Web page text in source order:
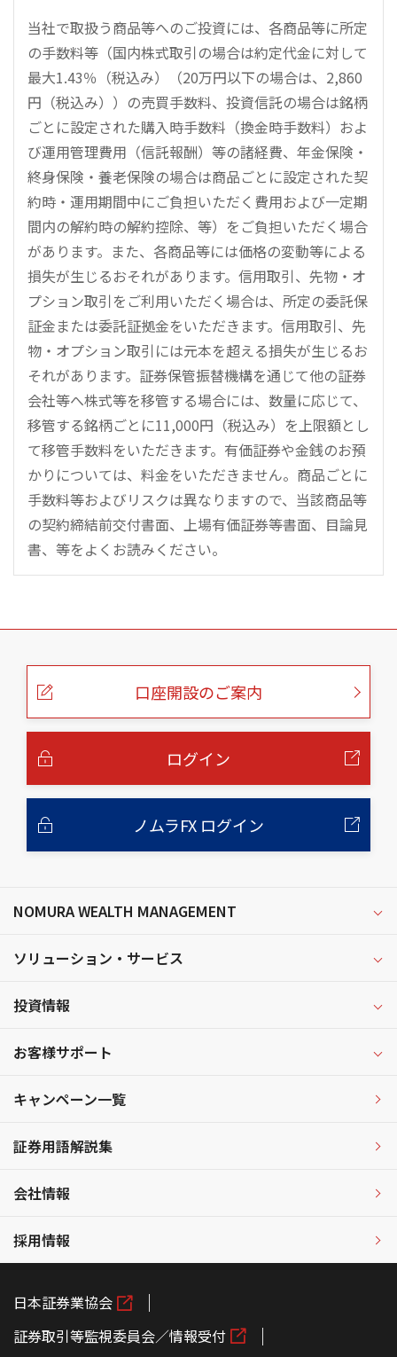
当社で取扱う商品等へのご投資には、各商品等に所定
の手数料等（国内株式取引の場合は約定代金に対して
最大1.43％（税込み）（20万円以下の場合は、2,860
円（税込み））の売買手数料、投資信託の場合は銘柄
ごとに設定された購入時手数料（換金時手数料）およ
び運用管理費用（信託報酬）等の諸経費、年金保険・
終身保険・養老保険の場合は商品ごとに設定された契
約時・運用期間中にご負担いただく費用および一定期
間内の解約時の解約控除、等）をご負担いただく場合
があります。また、各商品等には価格の変動等による
損失が生じるおそれがあります。信用取引、先物・オ
プション取引をご利用いただく場合は、所定の委託保
証金または委託証拠金をいただきます。信用取引、先
物・オプション取引には元本を超える損失が生じるお
それがあります。証券保管振替機構を通じて他の証券
会社等へ株式等を移管する場合には、数量に応じて、
移管する銘柄ごとに11,000円（税込み）を上限額とし
て移管手数料をいただきます。有価証券や金銭のお預
かりについては、料金をいただきません。商品ごとに
手数料等およびリスクは異なりますので、当該商品等
の契約締結前交付書面、上場有価証券等書面、目論見
書、等をよくお読みください。
こ
口座開設のご案内
ログイン
ノムラFX ログイン
NOMURA WEALTH MANAGEMENT
ソリューション・サービス
投資情報
お客様サポート
キャンペーン一覧
証券用語解説集
会社情報
採用情報
日本証券業協会
証券取引等監視委員会／情報受付